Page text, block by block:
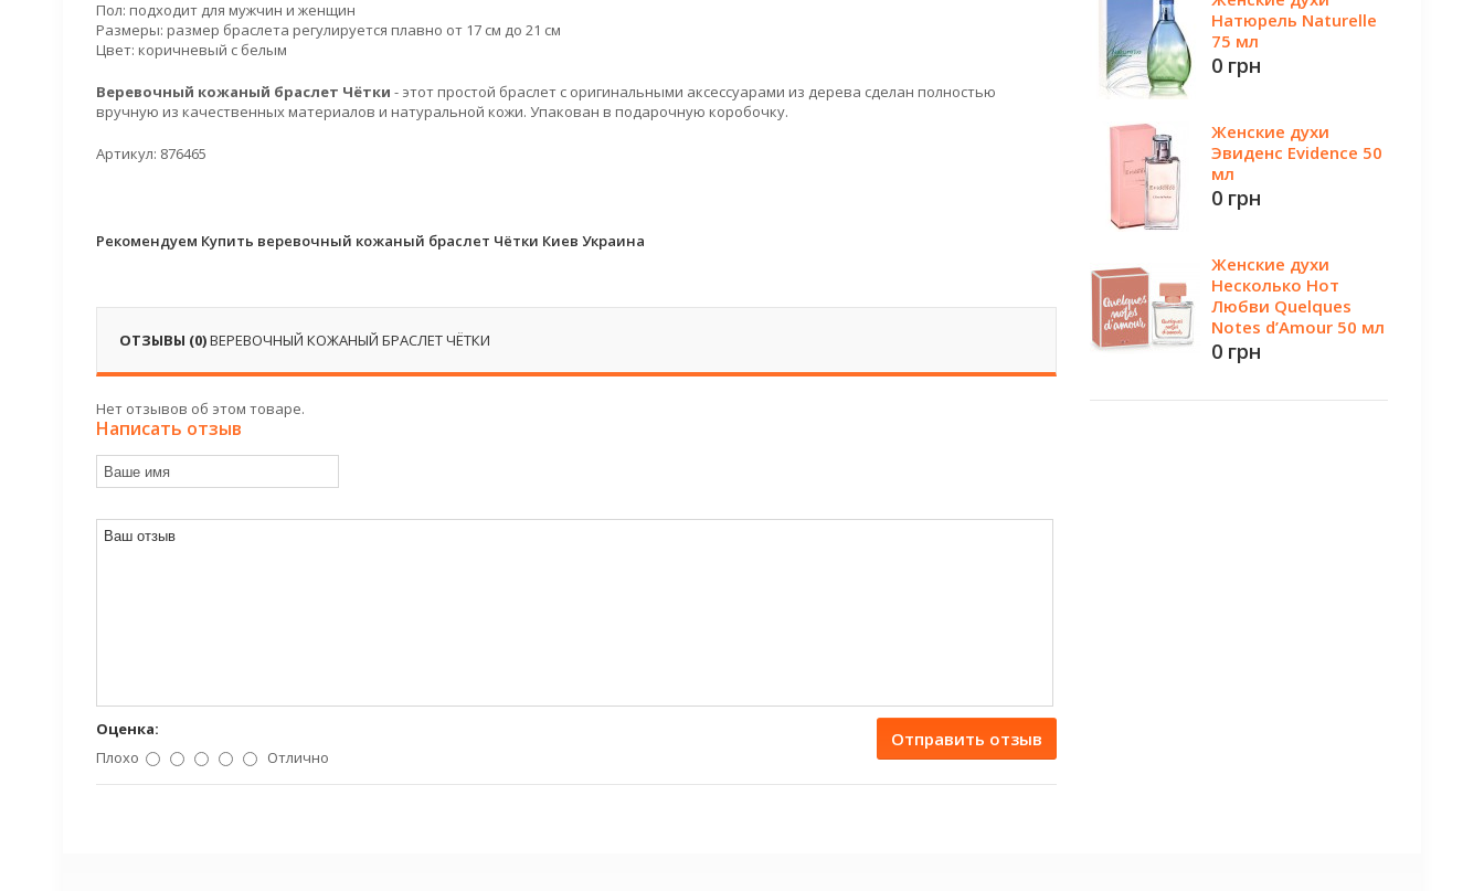
Пол: подходит для мужчин и женщин
Размеры: размер браслета регулируется плавно от 17 см до 21 см
Цвет: коричневый с белым
Веревочный кожаный браслет Чётки - этот простой браслет с оригинальными аксессуарами из дерева сделан полностью
вручную из качественных материалов и натуральной кожи. Упакован в подарочную коробочку.
Артикул: 876465
Рекомендуем Купить веревочный кожаный браслет Чётки Киев Украина
ОТЗЫВЫ (0)ВЕРЕВОЧНЫЙ КОЖАНЫЙ БРАСЛЕТ ЧЁТКИ
Нет отзывов об этом товаре.
Написать отзыв
Отправить отзыв
Оценка:
Плохо
Отлично
Натюрель Naturelle
75 мл
0 грн
Женские духи
Эвиденс Evidence 50
мл
0 грн
Женские духи
Несколько Нот
Любви Quelques
Notes d’Amour 50 мл
0 грн